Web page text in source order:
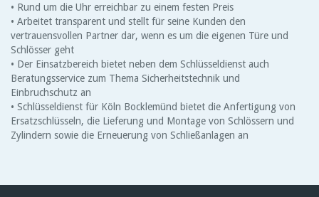
• Rund um die Uhr erreichbar zu einem festen Preis
• Arbeitet transparent und stellt für seine Kunden den
vertrauensvollen Partner dar, wenn es um die eigenen Türe und
Schlösser geht
• Der Einsatzbereich bietet neben dem Schlüsseldienst auch
Beratungsservice zum Thema Sicherheitstechnik und
Einbruchschutz an
• Schlüsseldienst für Köln Bocklemünd bietet die Anfertigung von
Ersatzschlüsseln, die Lieferung und Montage von Schlössern und
Zylindern sowie die Erneuerung von Schließanlagen an